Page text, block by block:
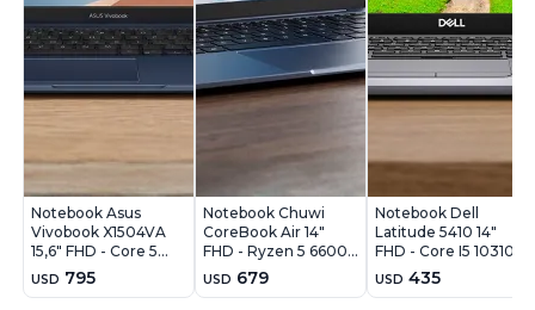
Notebook Asus
Vivobook X1504VA
15,6" FHD - Core 5
120U - 16Gb - 512Gb -
Win11
USD 795
Notebook Chuwi
CoreBook Air 14"
FHD - Ryzen 5 6600H
- 16GB - 512GB -
Win11 Pro
USD 679
Notebook Dell
Latitude 5410 14"
FHD - Core I5 10310U
- 16Gb - 512Gb - Win11
Pro
USD 435